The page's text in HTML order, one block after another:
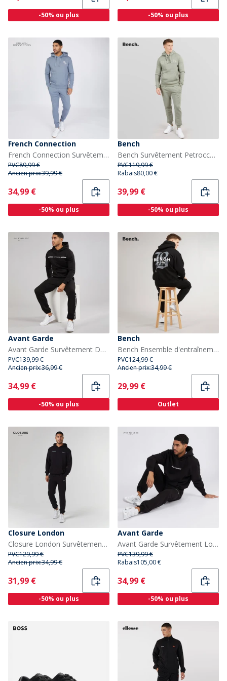
-50% ou plus -50% ou plus
French Connection
French Connection Survêtement Homme Script Bleu Clair Mélange/Blanc
PVC89,99 €
Ancien prix:39,99 €
Current
34,99 €
-50% ou plus
Bench
Bench Survêtement Petrocca Homme Sage
PVC119,99 €
Rabais80,00 €
Current
39,99 €
-50% ou plus
Avant Garde
Avant Garde Survêtement Delphic Noir Homme
PVC139,99 €
Ancien prix:36,99 €
Current
34,99 €
-50% ou plus
Bench
Bench Ensemble d'entraînement Vallia Homme Noir
PVC124,99 €
Ancien prix:34,99 €
Current
29,99 €
Outlet
Closure London
Closure London Survêtement de luxe Homme noir
PVC129,99 €
Ancien prix:34,99 €
Current
31,99 €
-50% ou plus
Avant Garde
Avant Garde Survêtement Lowell Homme Noir
PVC139,99 €
Rabais105,00 €
Current
34,99 €
-50% ou plus